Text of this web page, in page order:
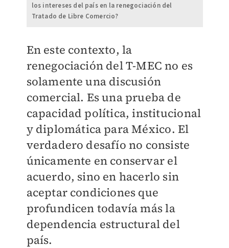
los intereses del país en la renegociación del
Tratado de Libre Comercio?
En este contexto, la
renegociación del T-MEC no es
solamente una discusión
comercial. Es una prueba de
capacidad política, institucional
y diplomática para México. El
verdadero desafío no consiste
únicamente en conservar el
acuerdo, sino en hacerlo sin
aceptar condiciones que
profundicen todavía más la
dependencia estructural del
país.